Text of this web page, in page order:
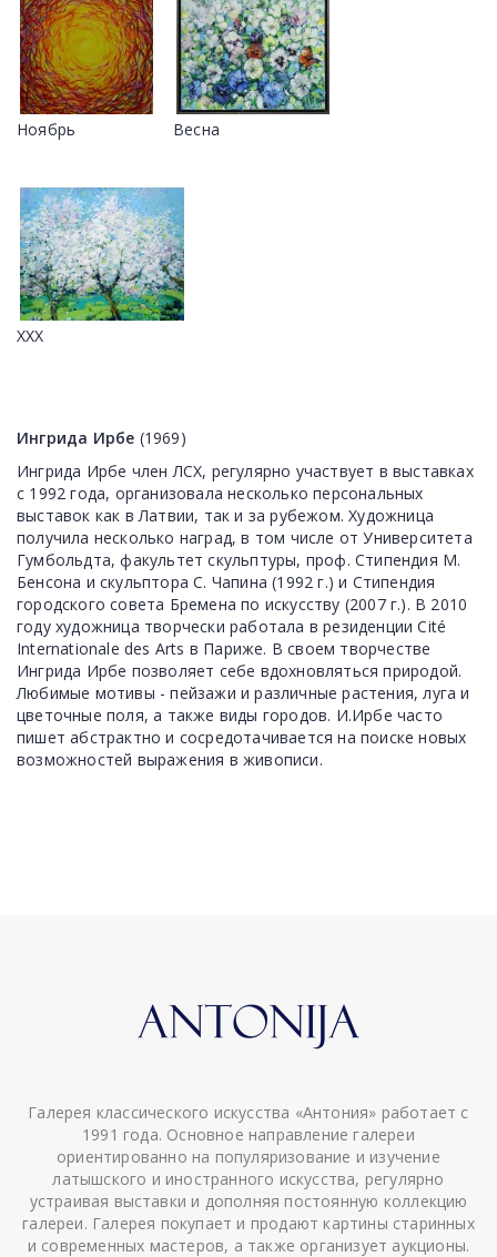
Ноябрь Весна
XXX
Ингрида Ирбе (1969)
Ингрида Ирбе член ЛСХ, регулярно участвует в выставках
с 1992 года, организовала несколько персональных
выставок как в Латвии, так и за рубежом. Художница
получила несколько наград, в том числе от Университета
Гумбольдта, факультет скульптуры, проф. Стипендия М.
Бенсона и скульптора С. Чапина (1992 г.) и Стипендия
городского совета Бремена по искусству (2007 г.). В 2010
году художница творчески работала в резиденции Cité
Internationale des Arts в Париже. В своем творчестве
Ингрида Ирбе позволяет себе вдохновляться природой.
Любимые мотивы - пейзажи и различные растения, луга и
цветочные поля, а также виды городов. И.Ирбе часто
пишет абстрактно и сосредотачивается на поиске новых
возможностей выражения в живописи.
Галерея классического искусства «Антония» работает с
1991 года. Основное направление галереи
ориентированно на популяризование и изучение
латышского и иностранного искусства, регулярно
устраивая выставки и дополняя постоянную коллекцию
галереи. Галерея покупает и продают картины старинных
и современных мастеров, а также организует аукционы.